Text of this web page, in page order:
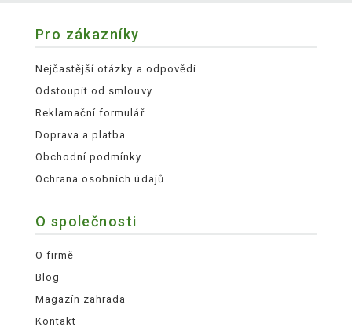
Pro zákazníky
Nejčastější otázky a odpovědi
Odstoupit od smlouvy
Reklamační formulář
Doprava a platba
Obchodní podmínky
Ochrana osobních údajů
O společnosti
O firmě
Blog
Magazín zahrada
Kontakt